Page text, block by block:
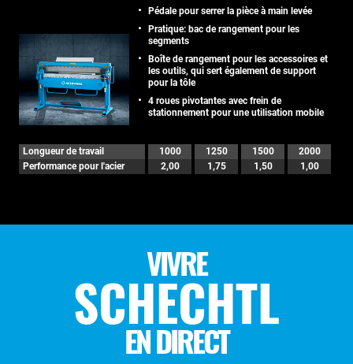
Pédale pour serrer la pièce à main levée
Pratique: bac de rangement pour les
segments
Boîte de rangement pour les accessoires et
les outils, qui sert également de support
pour la tôle
4 roues pivotantes avec frein de
stationnement pour une utilisation mobile
Longueur de travail 1000 1250 1500
2000
Performance pour l'acier
2,00 1,75 1,50 1,00
VIVRE
SCHECHTL
EN DIRECT